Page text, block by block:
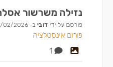
נזילה משרשור
פורסם על ידי דובי ב- 02/2026
פורום אינסטלציה
1